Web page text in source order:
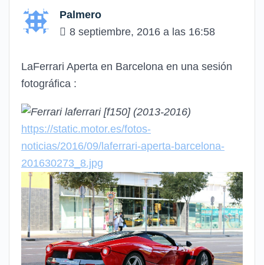
Palmero
8 septiembre, 2016 a las 16:58
LaFerrari Aperta en Barcelona en una sesión
fotográfica :
https://static.motor.es/fotos-
noticias/2016/09/laferrari-aperta-barcelona-
201630273_8.jpg